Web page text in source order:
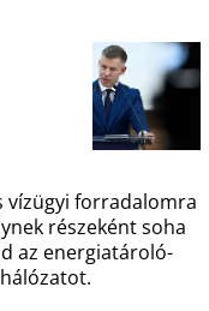
vízügyi forradalomra
részeként soha
az energiatároló-